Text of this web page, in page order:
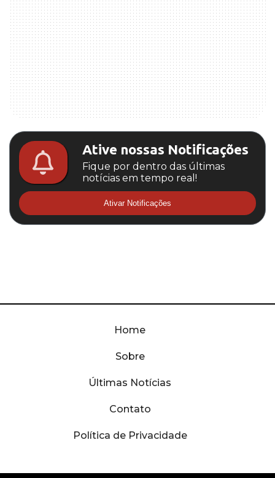
Ative nossas Notificações
Fique por dentro das últimas
notícias em tempo real!
Ativar Notificações
Home
Sobre
Últimas Notícias
Contato
Política de Privacidade